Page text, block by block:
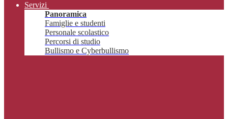
Servizi
Panoramica
Famiglie e studenti
Personale scolastico
Percorsi di studio
Bullismo e Cyberbullismo